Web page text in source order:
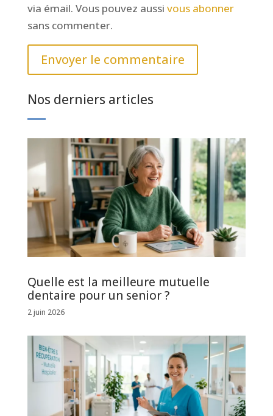
via émail. Vous pouvez aussi vous abonner
sans commenter.
Envoyer le commentaire
Nos derniers articles
Quelle est la meilleure mutuelle
dentaire pour un senior ?
2 juin 2026